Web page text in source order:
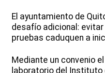
El ayuntamiento de
desafío adicional:
pruebas caduquen a
Mediante un convenio
laboratorio del